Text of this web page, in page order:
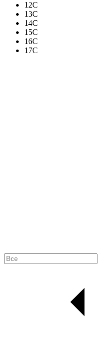
12C
13C
14C
15C
16C
17C